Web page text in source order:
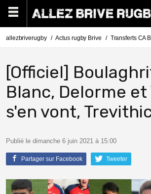
allezbriverugby Actus rugby Brive Transferts CA
[Officiel]
Blanc, Delorme et
s'en vont,
Publié le dimanche 6 juin 2021 à 15:00
Partager sur Facebook Tweeter